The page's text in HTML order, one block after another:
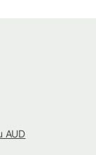
AUD